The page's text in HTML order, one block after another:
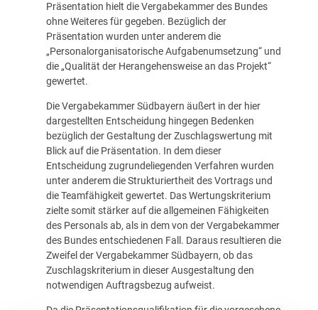
Präsentation hielt die Vergabekammer des Bundes
ohne Weiteres für gegeben. Bezüglich der
Präsentation wurden unter anderem die
„Personalorganisatorische Aufgabenumsetzung“ und
die „Qualität der Herangehensweise an das Projekt“
gewertet.
Die Vergabekammer Südbayern äußert in der hier
dargestellten Entscheidung hingegen Bedenken
bezüglich der Gestaltung der Zuschlagswertung mit
Blick auf die Präsentation. In dem dieser
Entscheidung zugrundeliegenden Verfahren wurden
unter anderem die Strukturiertheit des Vortrags und
die Teamfähigkeit gewertet. Das Wertungskriterium
zielte somit stärker auf die allgemeinen Fähigkeiten
des Personals ab, als in dem von der Vergabekammer
des Bundes entschiedenen Fall. Daraus resultieren die
Zweifel der Vergabekammer Südbayern, ob das
Zuschlagskriterium in dieser Ausgestaltung den
notwendigen Auftragsbezug aufweist.